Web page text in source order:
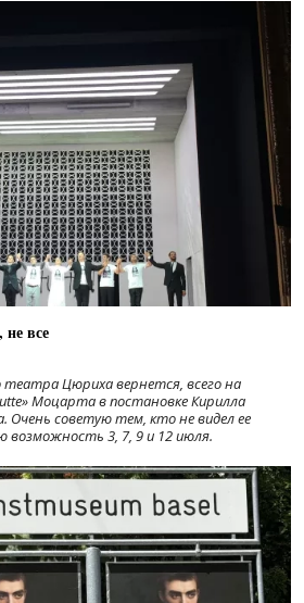
все
театра Цюриха вернется, всего на
Моцарта в постановке Кирилла
Очень советую тем, кто не видел ее
возможность 3, 7, 9 и 12 июля.